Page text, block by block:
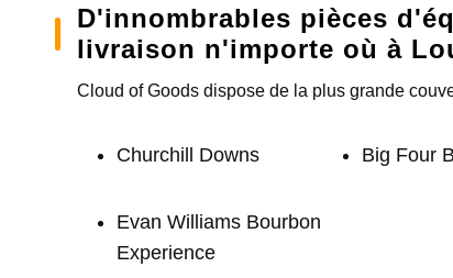
D'innombrables pièces
livraison n'importe où à
Cloud of Goods dispose de la plus grande
Churchill Downs Big Four
Evan Williams Bourbon
Experience